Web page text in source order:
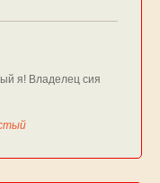
я! Владелец сия